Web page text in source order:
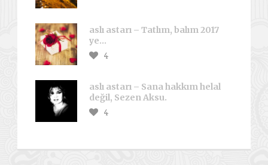
aslı astarı – Tatlım, balım 2017
ye…
4
aslı astarı – Sana hakkım helal
değil, Sezen Aksu.
4